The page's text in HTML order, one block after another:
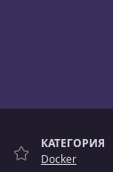
КАТЕГОРИЯ
Docker